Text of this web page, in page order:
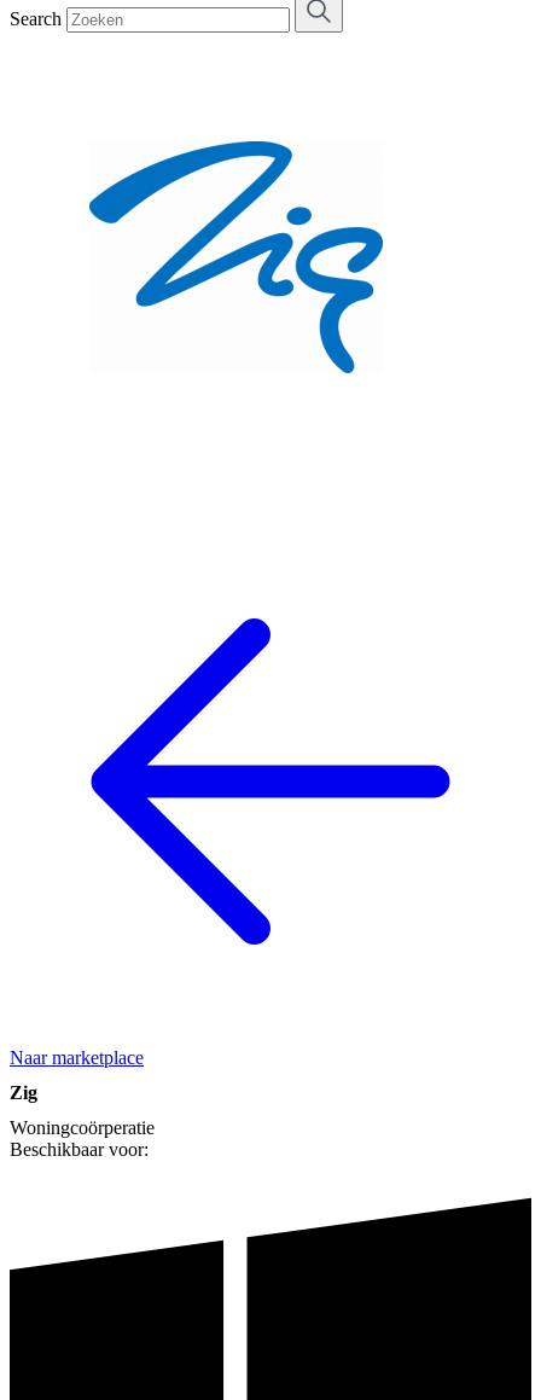
Search
Naar marketplace
Zig
Woningcoörperatie
Beschikbaar voor: